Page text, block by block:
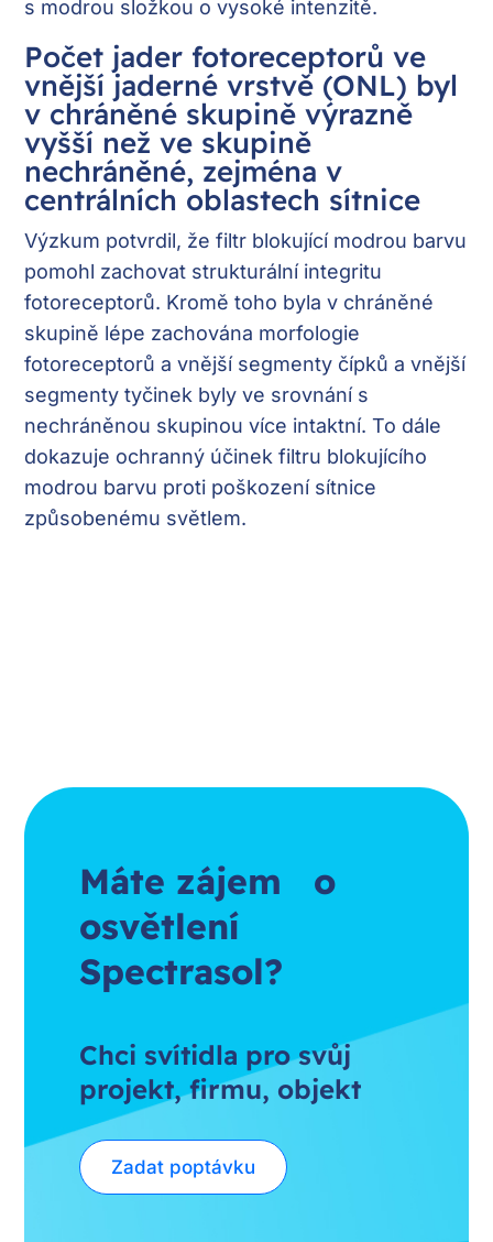
s modrou složkou o vysoké intenzitě.
Počet jader fotoreceptorů ve
vnější jaderné vrstvě (ONL) byl
v chráněné skupině výrazně
vyšší než ve skupině
nechráněné, zejména v
centrálních oblastech sítnice
Výzkum potvrdil, že filtr blokující modrou barvu
pomohl zachovat strukturální integritu
fotoreceptorů. Kromě toho byla v chráněné
skupině lépe zachována morfologie
fotoreceptorů a vnější segmenty čípků a vnější
segmenty tyčinek byly ve srovnání s
nechráněnou skupinou více intaktní. To dále
dokazuje ochranný účinek filtru blokujícího
modrou barvu proti poškození sítnice
způsobenému světlem.
Máte zájem o
osvětlení
Spectrasol?
Chci svítidla pro svůj
projekt, firmu, objekt
Zadat poptávku